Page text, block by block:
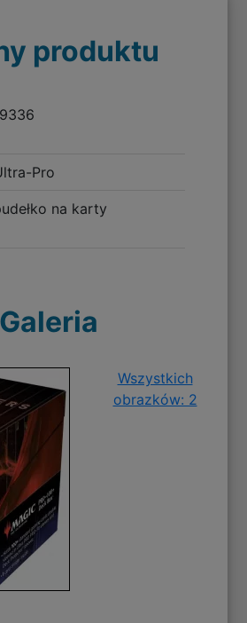
produktu
Pro
na karty
Galeria
Wszystkich
obrazków: 2